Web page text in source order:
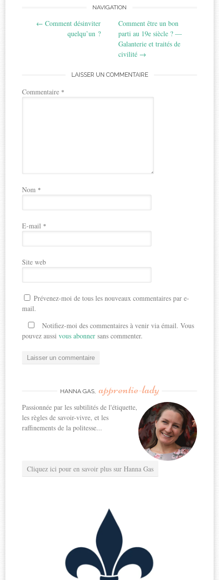
navigation
NAVIGATION
← Comment désinviter
quelqu’un ?
Comment être un bon
parti au 19e siècle ? —
Galanterie et traités de
civilité →
LAISSER UN COMMENTAIRE
Commentaire *
Nom *
E-mail *
Site web
Prévenez-moi de tous les nouveaux commentaires par e-
mail.
Notifiez-moi des commentaires à venir via émail. Vous
pouvez aussivous abonner sans commenter.
HANNA GAS, apprentie-lady
Passionnée par les subtilités de l'étiquette,
les règles de savoir-vivre, et les
raffinements de la politesse...
Cliquez ici pour en savoir plus sur Hanna Gas